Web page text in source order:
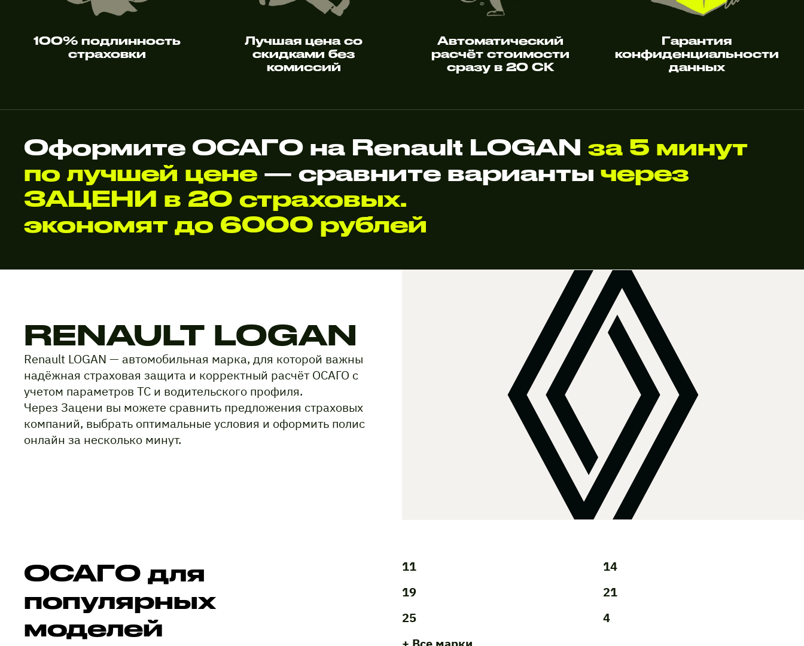
100% подлинность
страховки
Лучшая цена со
скидками без
комиссий
Автоматический
расчёт стоимости
сразу в 20 СК
Гарантия
конфиденциальности
данных
Оформите ОСАГО на Renault LOGAN за 5 минут
по лучшей цене — сравните варианты через
ЗАЦЕНИ в 20 страховых.
экономят до 6000 рублей
RENAULT LOGAN
Renault LOGAN — автомобильная марка, для которой важны
надёжная страховая защита и корректный расчёт ОСАГО с
учетом параметров ТС и водительского профиля.
Через Зацени вы можете сравнить предложения страховых
компаний, выбрать оптимальные условия и оформить полис
онлайн за несколько минут.
ОСАГО для
популярных
моделей
11
14
19
21
25
4